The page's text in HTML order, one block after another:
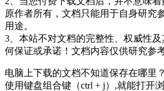
原作者所有，文档只能用于自身研究
用途。
3、本站不对文档的完整性、权威性
何保证或承诺！文档内容仅供研究参
电脑上下载的文档不知道保存在哪里？
使用键盘组合键（ctrl + j）,就能打开